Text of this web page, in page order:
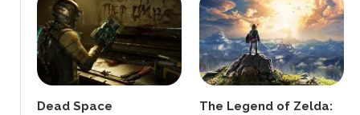
Dead Space
The Legend of Zelda: